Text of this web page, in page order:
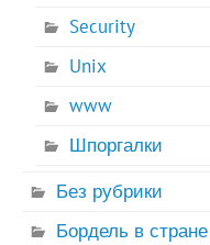
Security
Unix
www
Шпоргалки
Без рубрики
Бордель в стране